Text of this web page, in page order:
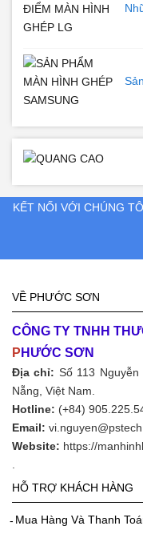
KẾT NỐI VỚI CHÚNG
VỀ PHƯỚC SƠN
CÔNG TY TNHH
P HƯỚC SƠN
Địa chỉ: Số 113
Nẵng, Việt Nam.
Hotline: (+84)
Email:
Website: https://
HỖ TRỢ KHÁCH HÀNG
Mua Hàng Và Thanh